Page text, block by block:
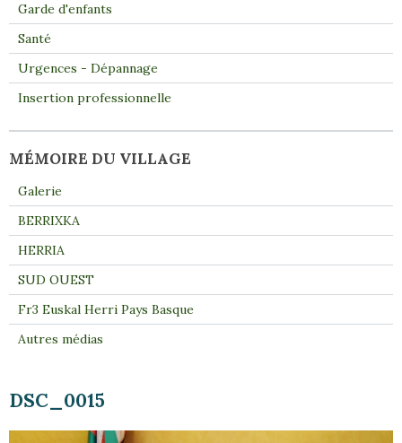
DSC_0015
Garde d'enfants
Santé
Urgences - Dépannage
Insertion professionnelle
MÉMOIRE DU VILLAGE
Galerie
BERRIXKA
HERRIA
SUD OUEST
Fr3 Euskal Herri Pays Basque
Autres médias